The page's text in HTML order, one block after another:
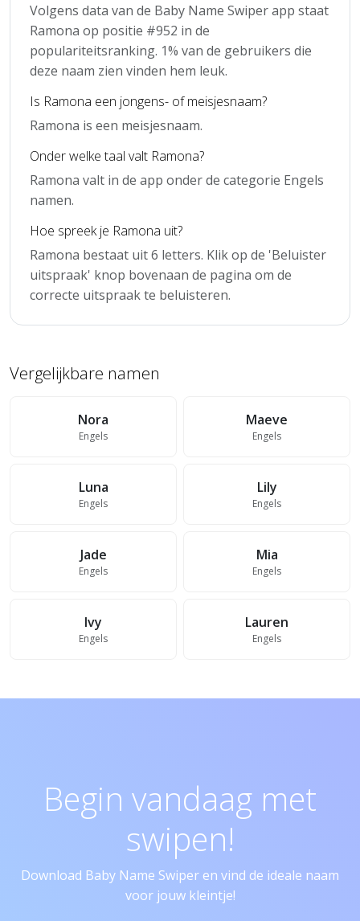
Volgens data van de Baby Name Swiper app staat
Ramona op positie #952 in de
populariteitsranking. 1% van de gebruikers die
deze naam zien vinden hem leuk.
Is Ramona een jongens- of meisjesnaam?
Ramona is een meisjesnaam.
Onder welke taal valt Ramona?
Ramona valt in de app onder de categorie Engels
namen.
Hoe spreek je Ramona uit?
Ramona bestaat uit 6 letters. Klik op de 'Beluister
uitspraak' knop bovenaan de pagina om de
correcte uitspraak te beluisteren.
Vergelijkbare namen
Nora
Engels
Maeve
Engels
Luna
Engels
Lily
Engels
Jade
Engels
Mia
Engels
Ivy
Engels
Lauren
Engels
Begin vandaag met
swipen!
Download Baby Name Swiper en vind de ideale naam
voor jouw kleintje!